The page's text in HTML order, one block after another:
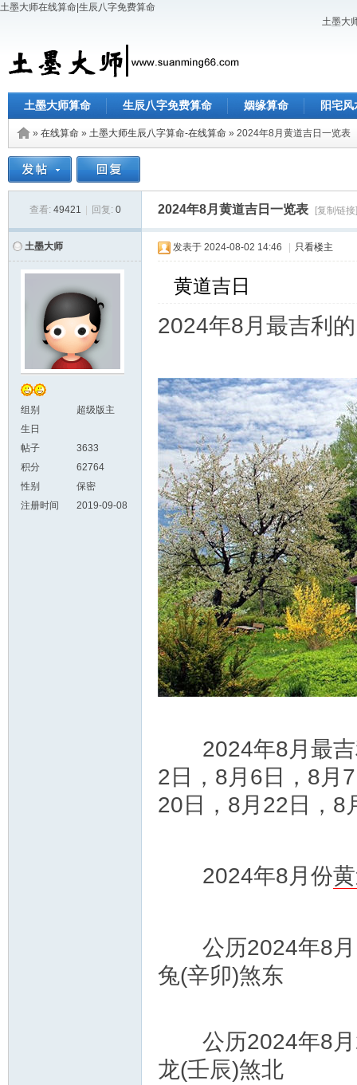
土墨大师在线算命|生辰八字免费算命
土墨大
土墨大师算命 生辰八字免费算命 姻缘算命 阳宅风
» 在线算命 » 土墨大师生辰八字算命-在线算命 » 2024年8月黄道吉日一览表
查看: 49421 回复: 0 2024年8月黄道吉日一览表 [复制链接]
土墨大师
组别
超级版主
生日
帖子
3633
积分
62764
性别
保密
注册时间
2019-09-08
发表于 2024-08-02 14:46 只看楼主
黄道吉日
2024年8月最吉利
2024年8月最吉
2日，8月6日，8月
20日，8月22日，8
2024年8月份
公历2024年8月1
兔(辛卯)煞东
公历2024年8月2
龙(壬辰)煞北